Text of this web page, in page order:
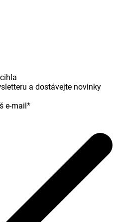
a dostávejte novinky
e-mail*